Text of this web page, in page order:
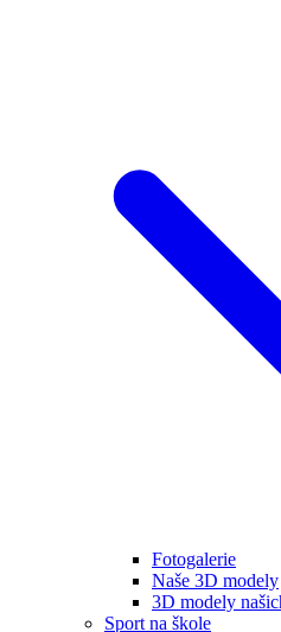
Fotogalerie
Naše 3D modely
3D modely
Sport na škole